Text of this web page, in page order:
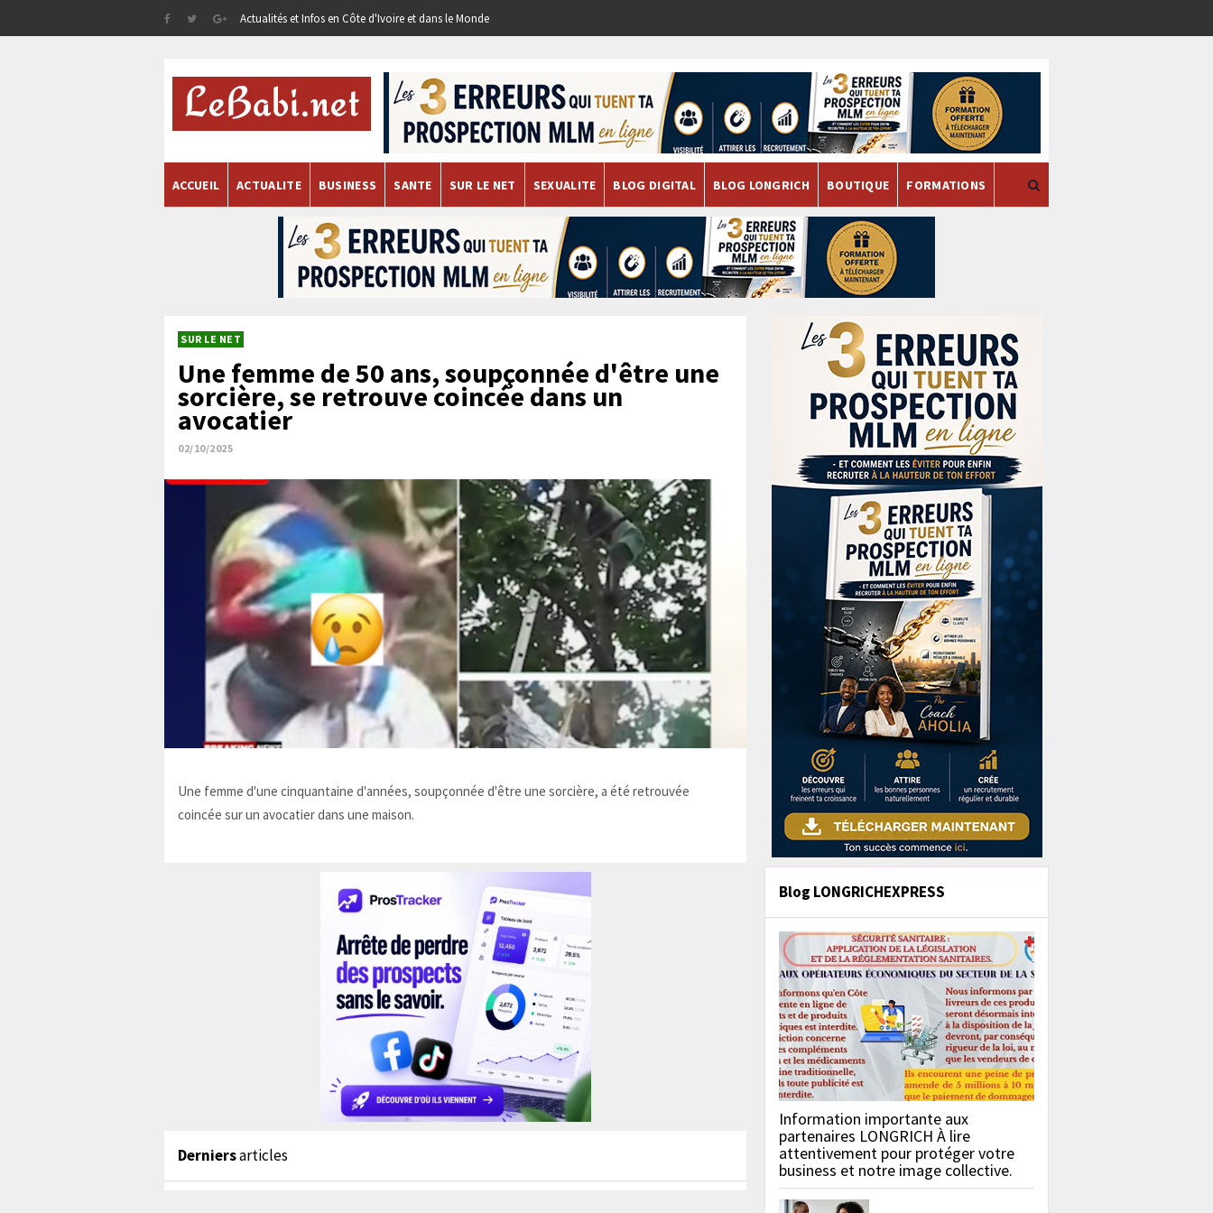
Actualités et Infos en Côte d'Ivoire et dans le Monde
ACCUEIL ACTUALITE BUSINESS SANTE SUR LE NET SEXUALITE BLOG DIGITAL BLOG LONGRICH BOUTIQUE FORMATIONS
SUR LE NET
Une femme de 50 ans, soupçonnée d'être une
sorcière, se retrouve coincée dans un
avocatier
02/10/2025
Une femme d'une cinquantaine d'années, soupçonnée d'être une sorcière, a été retrouvée
coincée sur un avocatier dans une maison.
Derniersarticles
Blog LONGRICHEXPRESS
Information importante aux
partenaires LONGRICH À lire
attentivement pour protéger votre
business et notre image collective.